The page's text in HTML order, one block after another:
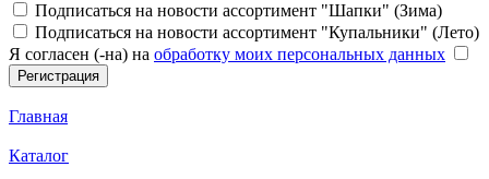
Подписаться на новости ассортимент "Шапки" (Зима)
Подписаться на новости ассортимент "Купальники" (Лето)
Я согласен (-на) на обработку моих персональных данных
Главная
Каталог